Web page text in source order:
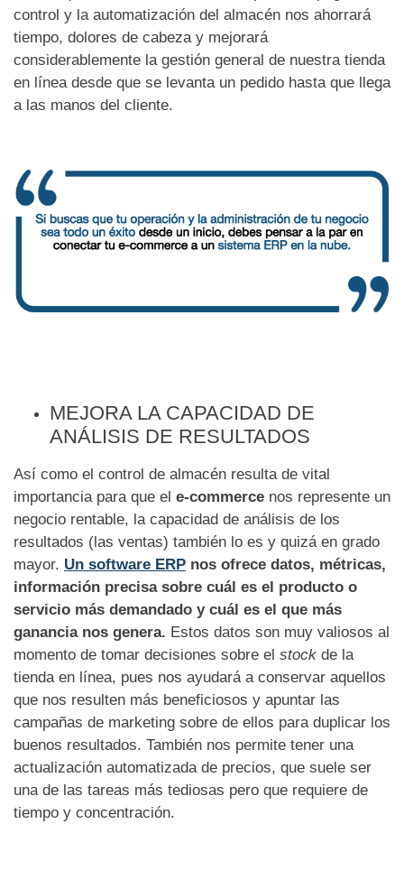
control y la automatización del almacén nos ahorrará
tiempo, dolores de cabeza y mejorará
considerablemente la gestión general de nuestra tienda
en línea desde que se levanta un pedido hasta que llega
a las manos del cliente.
MEJORA LA CAPACIDAD DE
ANÁLISIS DE RESULTADOS
Así como el control de almacén resulta de vital
importancia para que el e-commerce nos represente un
negocio rentable, la capacidad de análisis de los
resultados (las ventas) también lo es y quizá en grado
mayor. Un software ERP nos ofrece datos, métricas,
información precisa sobre cuál es el producto o
servicio más demandado y cuál es el que más
ganancia nos genera. Estos datos son muy valiosos al
momento de tomar decisiones sobre el stock de la
tienda en línea, pues nos ayudará a conservar aquellos
que nos resulten más beneficiosos y apuntar las
campañas de marketing sobre de ellos para duplicar los
buenos resultados. También nos permite tener una
actualización automatizada de precios, que suele ser
una de las tareas más tediosas pero que requiere de
tiempo y concentración.